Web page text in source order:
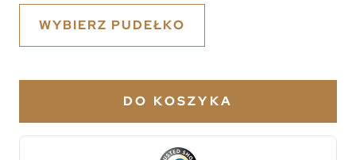
WYBIERZ PUDEŁKO
DO KOSZYKA